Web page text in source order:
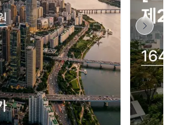
네이버 지도 연결 안내
결이 원활하지 않아 지도를 불러올 수 없습니다.
용에 불편을 드려 죄송합니다.
다시 시도